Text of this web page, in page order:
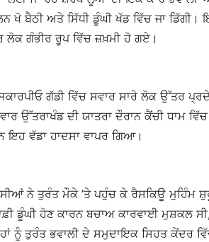
ਖੋ ਬੈਠੀ ਅਤੇ ਸਿੱਧੀ ਡੂੰਘੀ ਖੱਡ ਵਿੱਚ ਜਾ ਡਿੱਗੀ।
ਲੋਕ ਗੰਭੀਰ ਰੂਪ ਵਿੱਚ ਜ਼ਖ਼ਮੀ ਹੋ ਗਏ।
ਗੱਡੀ ਵਿੱਚ ਸਵਾਰ ਸਾਰੇ ਲੋਕ ਉੱਤਰ
ਉੱਤਰਾਖੰਡ ਦੀ ਯਾਤਰਾ ਦੌਰਾਨ ਕੈਂਚੀ ਧਾਮ
ਇਹ ਵੱਡਾ ਹਾਦਸਾ ਵਾਪਰ ਗਿਆ।
ਨੇ ਤੁਰੰਤ ਮੌਕੇ ’ਤੇ ਪਹੁੰਚ ਕੇ ਰੈਸਕਿਊ ਮੁਹਿੰਮ
ਡੂੰਘੀ ਹੋਣ ਕਾਰਨ ਬਚਾਅ ਕਾਰਵਾਈ ਮੁਸ਼ਕਲ
ਨੂੰ ਤੁਰੰਤ ਭਵਾਲੀ ਦੇ ਸਮੁਦਾਇਕ ਸਿਹਤ ਕੇਂਦਰ